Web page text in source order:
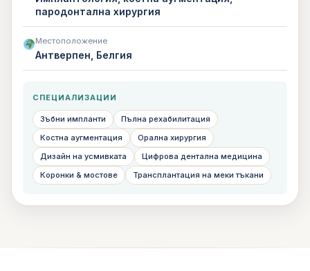
пародонтална хирургия
Местоположение
Антверпен, Белгия
СПЕЦИАЛИЗАЦИИ
Зъбни импланти
Пълна рехабилитация
Костна аугментация
Орална хирургия
Дизайн на усмивката
Цифрова дентална медицина
Коронки & мостове
Трансплантация на меки тъкани